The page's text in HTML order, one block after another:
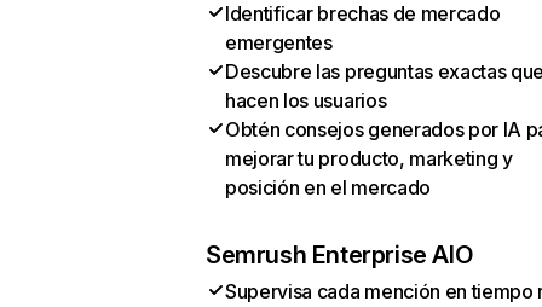
Identificar brechas de mercado
emergentes
Descubre las preguntas exactas
hacen los usuarios
Obtén consejos generados por IA
mejorar tu producto, marketing y
posición en el mercado
Semrush Enterprise AIO
Supervisa cada mención en tiempo